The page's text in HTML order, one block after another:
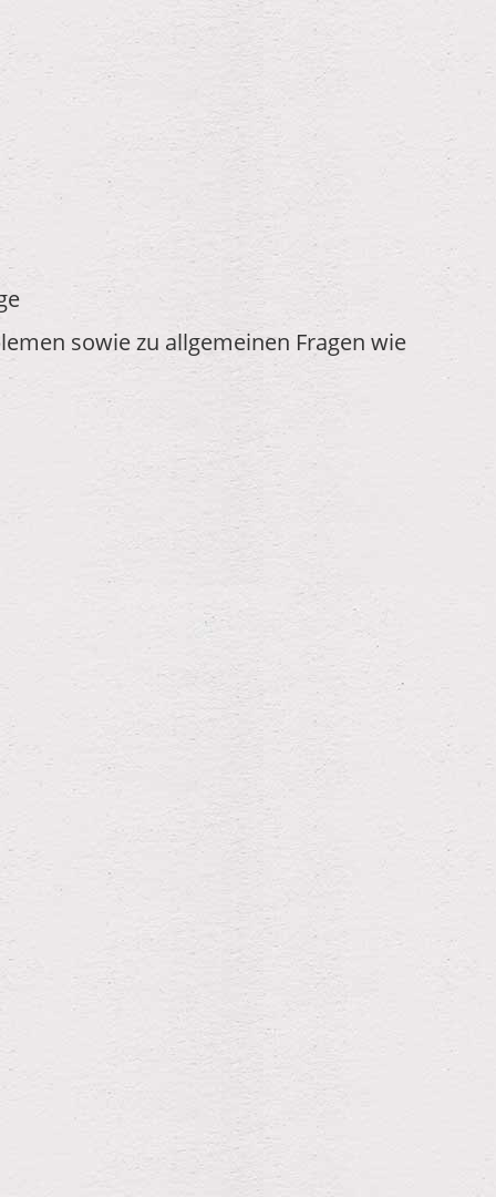
sowie zu allgemeinen Fragen wie